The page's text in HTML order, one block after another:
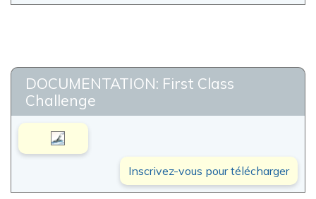
DOCUMENTATION: First Class
Challenge
Inscrivez-vous pour télécharger